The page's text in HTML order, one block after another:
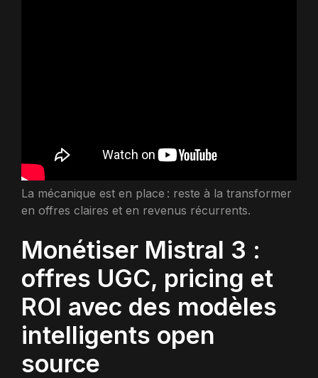
La mécanique est en place : reste à la transformer
en offres claires et en revenus récurrents.
Monétiser Mistral 3 :
offres UGC, pricing et
ROI avec des modèles
intelligents open
source